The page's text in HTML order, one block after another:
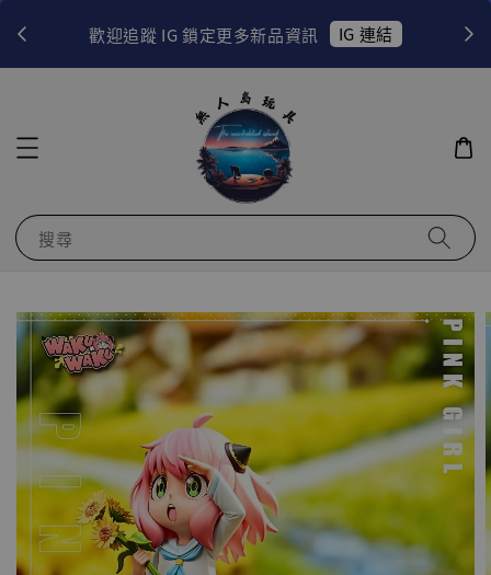
歡迎追蹤 IG 鎖定更多新品資訊 IG 連結
搜尋